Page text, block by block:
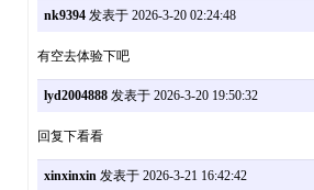
nk9394发表于 2026-3-20 02:24:48
有空去体验下吧
lyd2004888发表于 2026-3-20 19:50:32
回复下看看
xinxinxin发表于 2026-3-21 16:42:42